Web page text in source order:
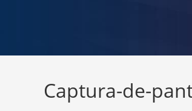
Captura-de-